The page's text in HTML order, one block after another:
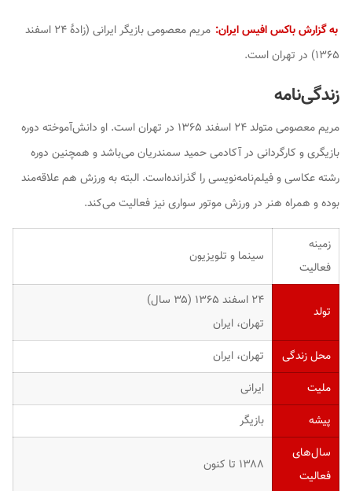
به گزارش باکس افیس ایران:
مریم معصومی بازیگر ایرانی (زادهٔ ۲۴ اسفند
۱۳۶۵) در تهران است.
زندگی‌نامه
مریم معصومی متولد ۲۴ اسفند ۱۳۶۵ در تهران است. او دانش‌آموخته دوره
بازیگری و کارگردانی در آکادمی حمید سمندریان می‌باشد و همچنین دوره
رشته عکاسی و فیلم‌نامه‌نویسی را گذرانده‌است. البته به ورزش هم علاقه‌مند
بوده و همراه هنر در ورزش موتور سواری نیز فعالیت می‌کند.
زمینه
فعالیت
سینما و تلویزیون
تولد
۲۴ اسفند ۱۳۶۵ ‏(۳۵ سال)
تهران، ایران
محل زندگی
تهران، ایران
ملیت
ایرانی
پیشه
بازیگر
سال‌های
فعالیت
۱۳۸۸ تا کنون